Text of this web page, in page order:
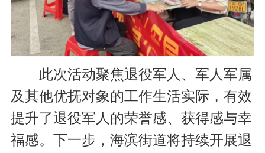
此次活动聚焦退役军人、军人军属
及其他优抚对象的工作生活实际，有效
提升了退役军人的荣誉感、获得感与幸
福感。下一步，海滨街道将持续开展退